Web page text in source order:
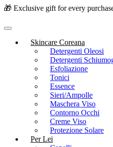
🎁 Exclusive gift for every
Skincare Coreana
Detergenti Oleosi
Detergenti
Esfoliazione
Tonici
Essence
Sieri/Ampolle
Maschera Viso
Contorno Occhi
Creme Viso
Protezione Solare
Per Lei